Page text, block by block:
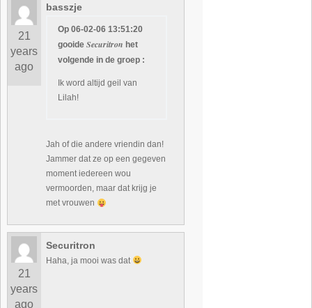
21
years
ago
basszje
Op 06-02-06 13:51:20
gooideSecuritron het
volgende in de groep :
Ik word altijd geil van
Lilah!
Jah of die andere vriendin dan!
Jammer dat ze op een gegeven
moment iedereen wou
vermoorden, maar dat krijg je
met vrouwen
21
years
ago
Securitron
Haha, ja mooi was dat